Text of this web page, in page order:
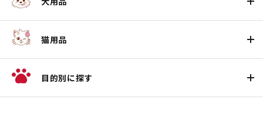
猫用品
目的別に探す